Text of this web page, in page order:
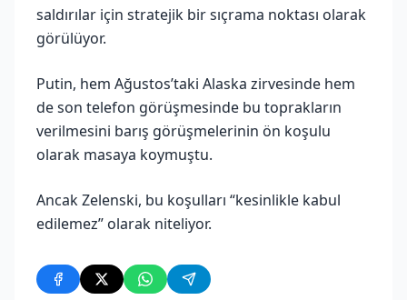
saldırılar için stratejik bir sıçrama noktası olarak
görülüyor.
Putin, hem Ağustos’taki Alaska zirvesinde hem
de son telefon görüşmesinde bu toprakların
verilmesini barış görüşmelerinin ön koşulu
olarak masaya koymuştu.
Ancak Zelenski, bu koşulları “kesinlikle kabul
edilemez” olarak niteliyor.